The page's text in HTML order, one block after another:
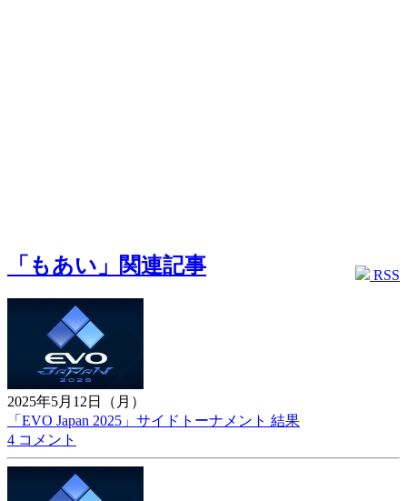
RSS
「もあい」関連記事
2025年5月12日（月）
「EVO Japan 2025」サイドトーナメント 結果
4 コメント